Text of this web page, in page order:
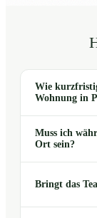
Wie
Wohnung in
Muss ich
Ort sein?
Bringt das